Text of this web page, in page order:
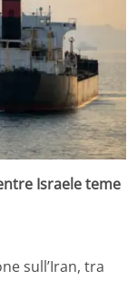
Israele teme
sull’Iran, tra